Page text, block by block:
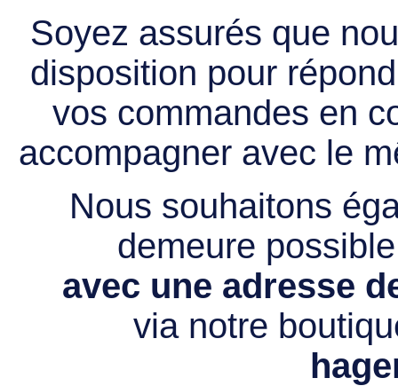
Soyez assurés que
disposition pour
vos commandes en
accompagner avec le
Nous souhaitons
demeure
avec une adresse
via notre